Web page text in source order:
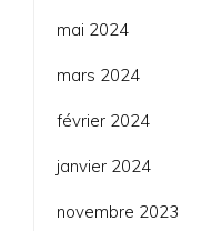
mai 2024
mars 2024
février 2024
janvier 2024
novembre 2023